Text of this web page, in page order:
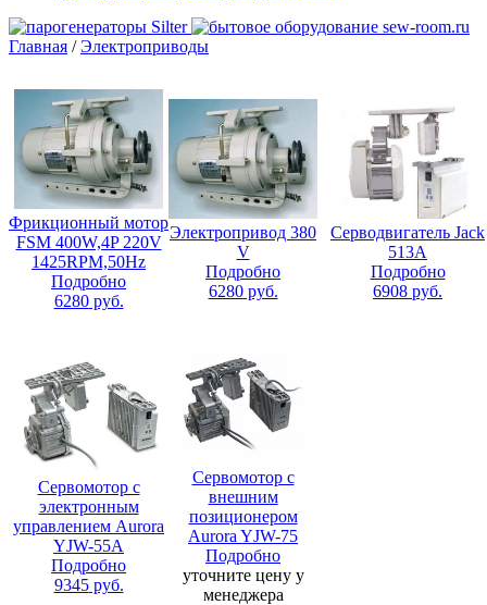
Главная /Электроприводы
Фрикционный мотор
FSM 400W,4P 220V
1425RPM,50Hz
Подробно
6280руб.
Электропривод 380
V
Подробно
6280руб.
Серводвигатель Jack
513A
Подробно
6908 руб.
Сервомотор с
электронным
управлением Aurora
YJW-55A
Подробно
9345руб.
Сервомотор с
внешним
позиционером
Aurora YJW-75
Подробно
уточните цену у
менеджера